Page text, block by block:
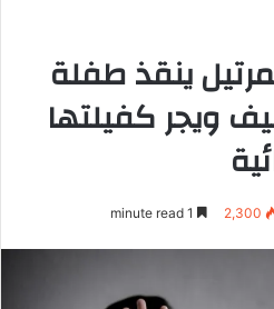
ينقذ طفلة
ويجر كفيلتها
2,300